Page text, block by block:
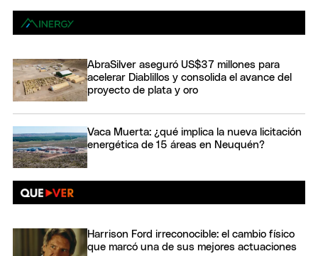
AbraSilver aseguró US$37 millones para
acelerar Diablillos y consolida el avance del
proyecto de plata y oro
Vaca Muerta: ¿qué implica la nueva licitación
energética de 15 áreas en Neuquén?
Harrison Ford irreconocible: el cambio físico
que marcó una de sus mejores actuaciones